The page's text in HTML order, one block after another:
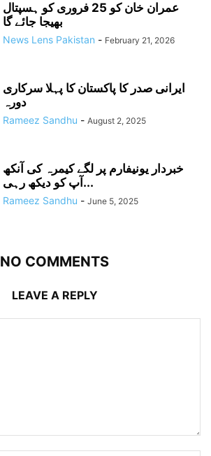
عمران خان کو 25 فروری کو ہسپتال
بھیجا جائے گا
News Lens Pakistan - February 21, 2026
ایرانی صدر کا پاکستان کا پہلا سرکاری
دورہ
Rameez Sandhu - August 2, 2025
خبردار یونیفارم پر لگے کیمرہ کی آنکھ
آپ کو دیکھ رہی...
Rameez Sandhu - June 5, 2025
NO COMMENTS
LEAVE A REPLY